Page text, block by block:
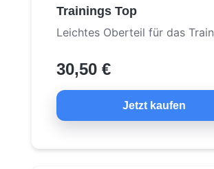
Trainings Top
Leichtes Oberteil für das
30,50 €
Jetzt kaufen